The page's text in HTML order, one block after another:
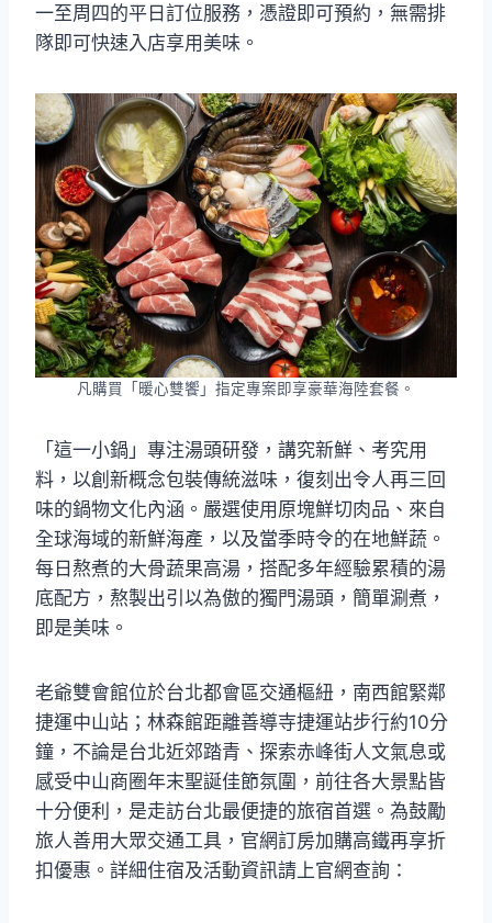
一至周四的平日訂位服務，憑證即可預約，無需排
隊即可快速入店享用美味。
凡購買「暖心雙饗」指定專案即享豪華海陸套餐。
「這一小鍋」專注湯頭研發，講究新鮮、考究用
料，以創新概念包裝傳統滋味，復刻出令人再三回
味的鍋物文化內涵。嚴選使用原塊鮮切肉品、來自
全球海域的新鮮海產，以及當季時令的在地鮮蔬。
每日熬煮的大骨蔬果高湯，搭配多年經驗累積的湯
底配方，熬製出引以為傲的獨門湯頭，簡單涮煮，
即是美味。
老爺雙會館位於台北都會區交通樞紐，南西館緊鄰
捷運中山站；林森館距離善導寺捷運站步行約10分
鐘，不論是台北近郊踏青、探索赤峰街人文氣息或
感受中山商圈年末聖誕佳節氛圍，前往各大景點皆
十分便利，是走訪台北最便捷的旅宿首選。為鼓勵
旅人善用大眾交通工具，官網訂房加購高鐵再享折
扣優惠。詳細住宿及活動資訊請上官網查詢：